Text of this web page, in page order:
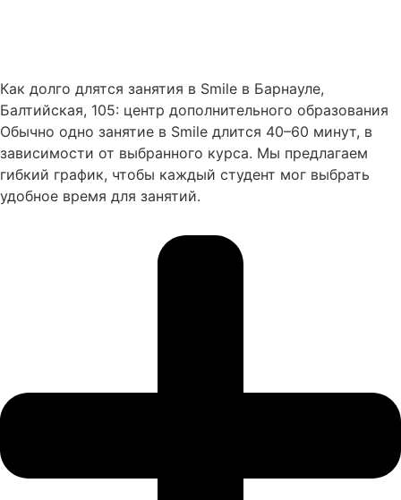
Как долго длятся занятия в Smile в Барнауле,
Балтийская, 105: центр дополнительного образования
Обычно одно занятие в Smile длится 40–60 минут, в
зависимости от выбранного курса. Мы предлагаем
гибкий график, чтобы каждый студент мог выбрать
удобное время для занятий.